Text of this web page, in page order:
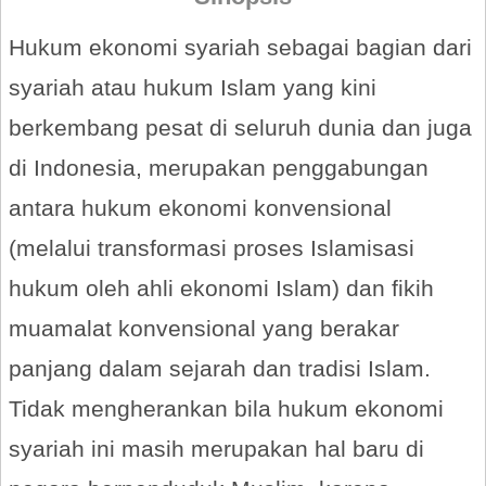
Hukum ekonomi syariah sebagai bagian dari
syariah atau hukum Islam yang kini
berkembang pesat di seluruh dunia dan juga
di Indonesia, merupakan penggabungan
antara hukum ekonomi konvensional
(melalui transformasi proses Islamisasi
hukum oleh ahli ekonomi Islam) dan fikih
muamalat konvensional yang berakar
panjang dalam sejarah dan tradisi Islam.
Tidak mengherankan bila hukum ekonomi
syariah ini masih merupakan hal baru di